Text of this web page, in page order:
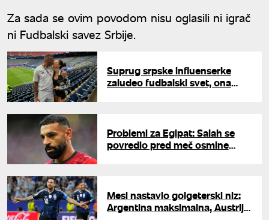
Za sada se ovim povodom nisu oglasili ni igrač
ni Fudbalski savez Srbije.
Suprug srpske influenserke
zaludeo fudbalski svet, ona
Problemi za Egipat: Salah se
povredio pred meč osmine
Mesi nastavio golgeterski niz:
Argentina maksimalna, Austrija